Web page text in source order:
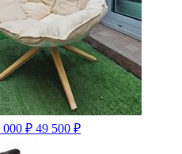
000 ₽ 49 500 ₽